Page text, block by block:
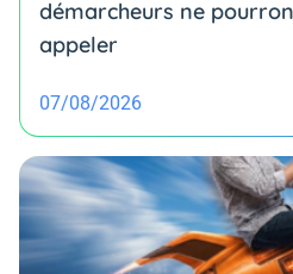
démarcheurs ne
appeler
07/08/2026